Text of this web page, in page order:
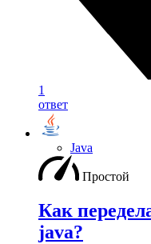
1
ответ
Java
Простой
Как
java?